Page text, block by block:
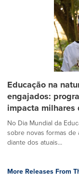
Educação na
engajados:
impacta milhares
No Dia Mundial da
sobre novas formas de
diante dos atuais...
More Releases From